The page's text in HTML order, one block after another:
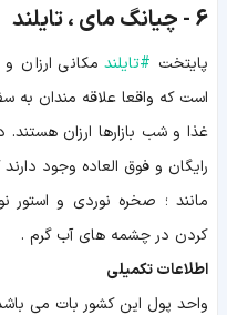
6 - چیانگ مای ، تایلند
پایتخت #تایلند مکانی
است که واقعا علاقه مندان به
غذا و شب بازارها ارزان
رایگان و فوق العاده وجود
مانند ؛ صخره نوردی و
کردن در چشمه های آب گرم .
اطلاعات تکمیلی
واحد پول این کشور بات می